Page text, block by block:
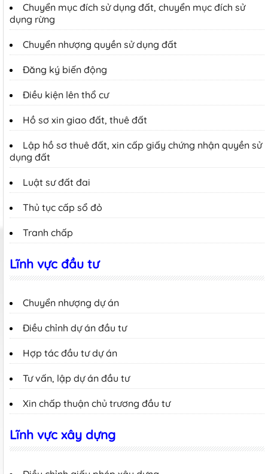
Chuyển mục đích sử dụng đất, chuyển mục đích sử
dụng rừng
Chuyển nhượng quyền sử dụng đất
Đăng ký biến động
Điều kiện lên thổ cư
Hồ sơ xin giao đất, thuê đất
Lập hồ sơ thuê đất, xin cấp giấy chứng nhận quyền sử
dụng đất
Luật sư đất đai
Thủ tục cấp sổ đỏ
Tranh chấp
Lĩnh vực đầu tư
Chuyển nhượng dự án
Điều chỉnh dự án đầu tư
Hợp tác đầu tư dự án
Tư vấn, lập dự án đầu tư
Xin chấp thuận chủ trương đầu tư
Lĩnh vực xây dựng